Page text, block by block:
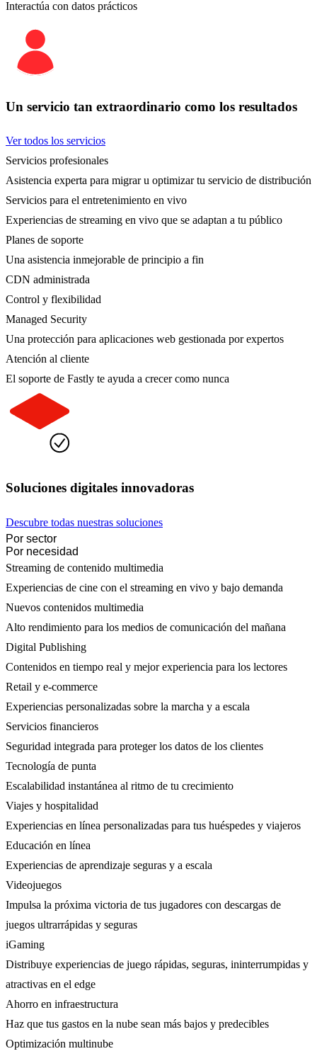
Interactúa con datos prácticos
Un servicio tan extraordinario como los resultados
Ver todos los servicios
Servicios profesionales
Asistencia experta para migrar u optimizar tu servicio de distribución
Servicios para el entretenimiento en vivo
Experiencias de streaming en vivo que se adaptan a tu público
Planes de soporte
Una asistencia inmejorable de principio a fin
CDN administrada
Control y flexibilidad
Managed Security
Una protección para aplicaciones web gestionada por expertos
Atención al cliente
El soporte de Fastly te ayuda a crecer como nunca
Soluciones digitales innovadoras
Descubre todas nuestras soluciones
Por sector
Por necesidad
Streaming de contenido multimedia
Experiencias de cine con el streaming en vivo y bajo demanda
Nuevos contenidos multimedia
Alto rendimiento para los medios de comunicación del mañana
Digital Publishing
Contenidos en tiempo real y mejor experiencia para los lectores
Retail y e-commerce
Experiencias personalizadas sobre la marcha y a escala
Servicios financieros
Seguridad integrada para proteger los datos de los clientes
Tecnología de punta
Escalabilidad instantánea al ritmo de tu crecimiento
Viajes y hospitalidad
Experiencias en línea personalizadas para tus huéspedes y viajeros
Educación en línea
Experiencias de aprendizaje seguras y a escala
Videojuegos
Impulsa la próxima victoria de tus jugadores con descargas de
juegos ultrarrápidas y seguras
iGaming
Distribuye experiencias de juego rápidas, seguras, ininterrumpidas y
atractivas en el edge
Ahorro en infraestructura
Haz que tus gastos en la nube sean más bajos y predecibles
Optimización multinube